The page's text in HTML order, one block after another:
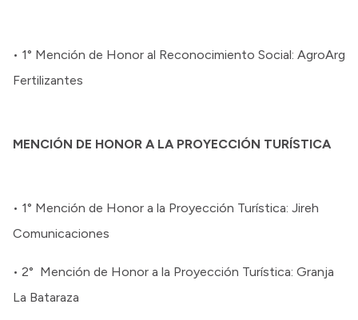
• 1° Mención de Honor al Reconocimiento Social: AgroArg
Fertilizantes
MENCIÓN DE HONOR A LA PROYECCIÓN TURÍSTICA
• 1° Mención de Honor a la Proyección Turística: Jireh
Comunicaciones
• 2° Mención de Honor a la Proyección Turística: Granja
La Bataraza